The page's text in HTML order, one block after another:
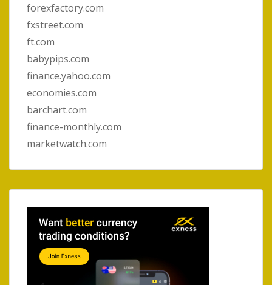
forexfactory.com
fxstreet.com
ft.com
babypips.com
finance.yahoo.com
economies.com
barchart.com
finance-monthly.com
marketwatch.com